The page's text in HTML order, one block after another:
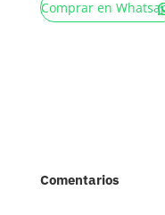
Comprar en
Comentarios